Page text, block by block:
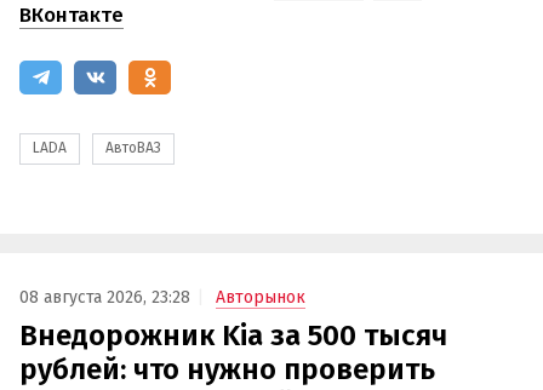
ВКонтакте
LADA АвтоВАЗ
08 августа 2026, 23:28 Авторынок
Внедорожник Kia за 500 тысяч
рублей: что нужно проверить